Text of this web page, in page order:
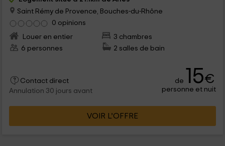
Saint Rémy de Provence, Bouches-du-Rhône
0 opinions
Louer en entier
3 chambres
6 personnes
2 salles de bain
Contact direct
Annulation 30 jours avant
de 15€
personne et nuit
VOIR L’OFFRE